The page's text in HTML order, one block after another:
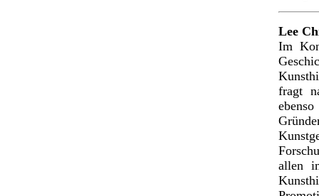
Lee
Im
fragt
allen